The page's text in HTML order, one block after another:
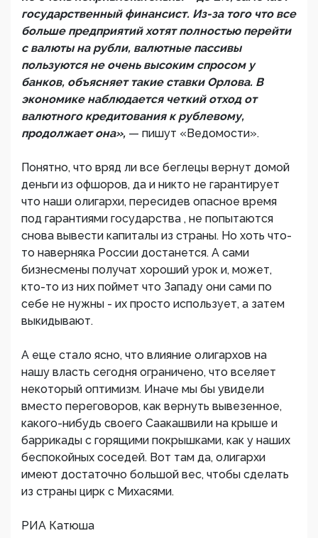
государственный финансист. Из-за того что все
больше предприятий хотят полностью перейти
с валюты на рубли, валютные пассивы
пользуются не очень высоким спросом у
банков, объясняет такие ставки Орлова. В
экономике наблюдается четкий отход от
валютного кредитования к рублевому,
продолжает она», — пишут «Ведомости».
Понятно, что вряд ли все беглецы вернут домой
деньги из офшоров, да и никто не гарантирует
что наши олигархи, пересидев опасное время
под гарантиями государства , не попытаются
снова вывести капиталы из страны. Но хоть что-
то наверняка России достанется. А сами
бизнесмены получат хороший урок и, может,
кто-то из них поймет что Западу они сами по
себе не нужны - их просто использует, а затем
выкидывают.
А еще стало ясно, что влияние олигархов на
нашу власть сегодня ограничено, что вселяет
некоторый оптимизм. Иначе мы бы увидели
вместо переговоров, как вернуть вывезенное,
какого-нибудь своего Саакашвили на крыше и
баррикады с горящими покрышками, как у наших
беспокойных соседей. Вот там да, олигархи
имеют достаточно большой вес, чтобы сделать
из страны цирк с Михасями.
РИА Катюша